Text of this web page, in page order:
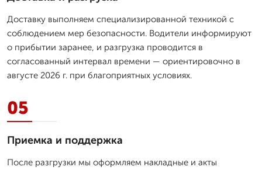
Доставку выполняем специализированной техникой с
соблюдением мер безопасности. Водители информируют
о прибытии заранее, и разгрузка проводится в
согласованный интервал времени — ориентировочно в
августе 2026 г. при благоприятных условиях.
05
Приемка и поддержка
После разгрузки мы оформляем накладные и акты